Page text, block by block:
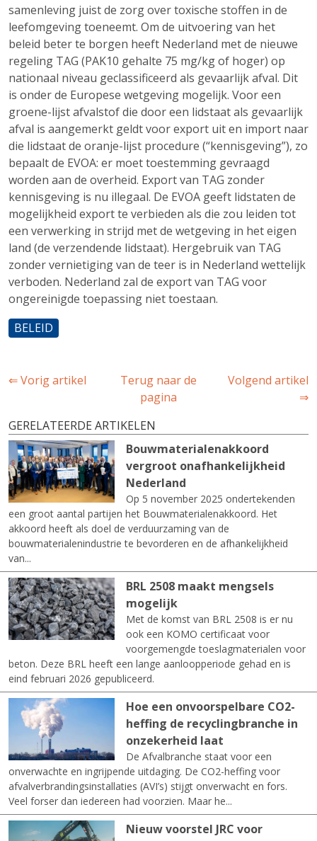
samenleving juist de zorg over toxische stoffen in de
leefomgeving toeneemt. Om de uitvoering van het
beleid beter te borgen heeft Nederland met de nieuwe
regeling TAG (PAK10 gehalte 75 mg/kg of hoger) op
nationaal niveau geclassificeerd als gevaarlijk afval. Dit
is onder de Europese wetgeving mogelijk. Voor een
groene-lijst afvalstof die door een lidstaat als gevaarlijk
afval is aangemerkt geldt voor export uit en import naar
die lidstaat de oranje-lijst procedure (“kennisgeving”), zo
bepaalt de EVOA: er moet toestemming gevraagd
worden aan de overheid. Export van TAG zonder
kennisgeving is nu illegaal. De EVOA geeft lidstaten de
mogelijkheid export te verbieden als die zou leiden tot
een verwerking in strijd met de wetgeving in het eigen
land (de verzendende lidstaat). Hergebruik van TAG
zonder vernietiging van de teer is in Nederland wettelijk
verboden. Nederland zal de export van TAG voor
ongereinigde toepassing niet toestaan.
BELEID
⇐ Vorig artikel
Terug naar de
pagina
Volgend artikel
⇒
GERELATEERDE ARTIKELEN
Bouwmaterialenakkoord
vergroot onafhankelijkheid
Nederland
Op 5 november 2025 ondertekenden
een groot aantal partijen het Bouwmaterialenakkoord. Het
akkoord heeft als doel de verduurzaming van de
bouwmaterialenindustrie te bevorderen en de afhankelijkheid
van...
BRL 2508 maakt mengsels
mogelijk
Met de komst van BRL 2508 is er nu
ook een KOMO certificaat voor
voorgemengde toeslagmaterialen voor
beton. Deze BRL heeft een lange aanloopperiode gehad en is
eind februari 2026 gepubliceerd.
Hoe een onvoorspelbare CO2-
heffing de recyclingbranche in
onzekerheid laat
De Afvalbranche staat voor een
onverwachte en ingrijpende uitdaging. De CO2-heffing voor
afvalverbrandingsinstallaties (AVI’s) stijgt onverwacht en fors.
Veel forser dan iedereen had voorzien. Maar he...
Nieuw voorstel JRC voor